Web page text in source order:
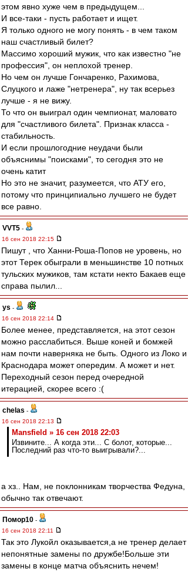
этом явно хуже чем в предыдущем...
И все-таки - пусть работает и ищет.
Я только одного не могу понять - в чем таком
наш счастливый билет?
Массимо хороший мужик, что как известно "не
профессия", он неплохой тренер.
Но чем он лучше Гончаренко, Рахимова,
Слуцкого и лаже "нетренера", ну так всерьез
лучше - я не вижу.
То что он выиграл один чемпионат, маловато
для "счастливого билета". Признак класса -
стабильность.
И если прошлогодние неудачи были
объяснимы "поисками", то сегодня это не
очень катит
Но это не значит, разумеется, что АТУ его,
потому что принципиально лучшего не будет
все равно.
VVT5 -
16 сен 2018 22:15
Пишут , что Ханни-Роша-Попов не уровень, но
этот Терек обыграли в меньшинстве 10 потных
тульских мужиков, там кстати некто Бакаев еще
справа пылил...
ys -
16 сен 2018 22:14
Более менее, представляется, на этот сезон
можно расслабиться. Выше коней и бомжей
нам почти наверняка не быть. Одного из Локо и
Краснодара может опередим. А может и нет.
Переходный сезон перед очередной
итерацией, скорее всего :(
chelas -
16 сен 2018 22:13
Mansfield » 16 сен 2018 22:03
Извините... А когда эти... С болот, которые...
Последний раз что-то выигрывали?...
а хз.. Нам, не поклонникам творчества Федуна,
обычно так отвечают.
Помор10 -
16 сен 2018 22:11
Так это Лукойл оказывается,а не тренер делает
непонятные замены по дружбе!Больше эти
замены в конце матча объяснить нечем!